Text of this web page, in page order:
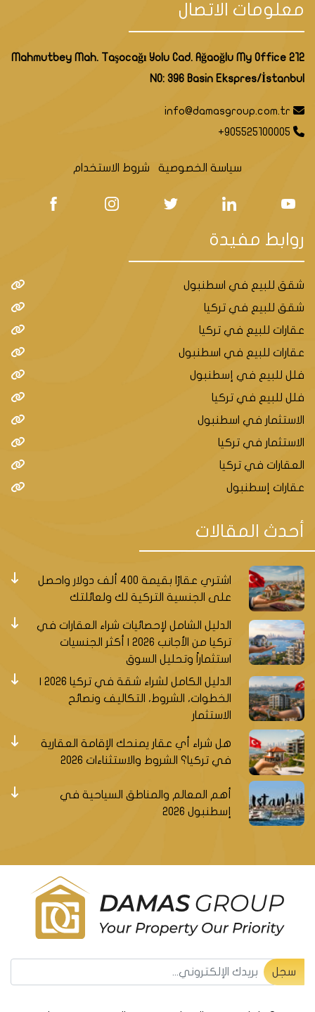
معلومات الاتصال
Mahmutbey Mah. Taşocağı Yolu Cad. Ağaoğlu My Office 212
NO: 396 Basin Ekspres/İstanbul
info@damasgroup.com.tr
+905525100005
سياسة الخصوصية شروط الاستخدام
روابط مفيدة
شقق للبيع في اسطنبول
شقق للبيع في تركيا
عقارات للبيع في تركيا
عقارات للبيع في اسطنبول
فلل للبيع في إسطنبول
فلل للبيع في تركيا
الاستثمار في اسطنبول
الاستثمار في تركيا
العقارات في تركيا
عقارات إسطنبول
أحدث المقالات
اشتري عقارًا بقيمة 400 ألف دولار واحصل
على الجنسية التركية لك ولعائلتك
الدليل الشامل لإحصائيات شراء العقارات في
تركيا من الأجانب 2026 | أكثر الجنسيات
استثماراً وتحليل السوق
الخطوات، الشروط، التكاليف ونصائح
الاستثمار
هل شراء أي عقار يمنحك الإقامة العقارية
في تركيا؟ الشروط والاستثناءات 2026
أهم المعالم والمناطق السياحية في
إسطنبول 2026
سجل